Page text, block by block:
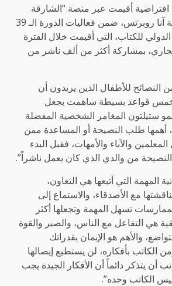
أقيمت عبر منصة “الشارقة
تقرأ”، وأدارتها المذيعة آنا روبرتس، ضمن فعاليات الدورة الـ 39
للكتاب، التي أقيمت خلال الفترة
الجاري، بمشاركة أكثر من ألف ناشر من
للأطفال الذين يريدون أن
خمس قواعد بسيطة ساهمت بجعل
ستيلتون المغامر الشخصية المفضلة
أهمها طلب النصيحة أو المساعدة ممن
والآباء والأمهات، فقبل البدء
من والدي الذي كان يعمل ناشراً”.
المهمة التي أتبعها هي التعاون،
مع الأصدقاء، والاستماع إلى
تسهل المهمة وتجعلها أكثر
هي التفاعل مع الناس، والصبر والقوة
والأهم هو الإيمان بقدراتك
الكاتب بأفكاره، لن يستطيع إيصالها
أن يتذكر دائماً أن الأفكار الجيدة يجب
الكاتب وحده”.